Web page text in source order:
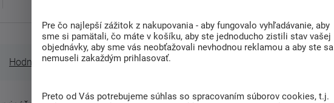
Hodnotenie (0)
Pre čo najlepší zážitok z nakupovania - aby fungovalo vyhľadávanie, aby
sme si pamätali, čo máte v košíku, aby ste jednoducho zistili stav vašej
objednávky, aby sme vás neobťažovali nevhodnou reklamou a aby ste sa
nemuseli zakaždým prihlasovať.
Preto od Vás potrebujeme súhlas so spracovaním súborov cookies, t.j.